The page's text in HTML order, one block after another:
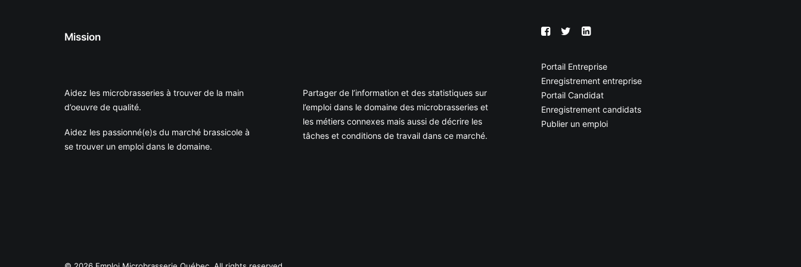
Mission
Aidez les microbrasseries à trouver de la main
d’oeuvre de qualité.
Aidez les passionné(e)s du marché brassicole à
se trouver un emploi dans le domaine.
Partager de l’information et des statistiques sur
l’emploi dans le domaine des microbrasseries et
les métiers connexes mais aussi de décrire les
tâches et conditions de travail dans ce marché.
Portail Entreprise
Enregistrement entreprise
Portail Candidat
Enregistrement candidats
Publier un emploi